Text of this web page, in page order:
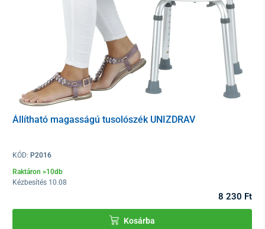
Állítható magasságú tusolószék UNIZDRAV
KÓD: P2016
Raktáron >10db
Kézbesítés 10.08
8 230 Ft
Kosárba